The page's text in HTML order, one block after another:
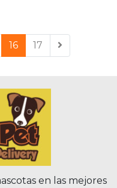
16 17
en las mejores